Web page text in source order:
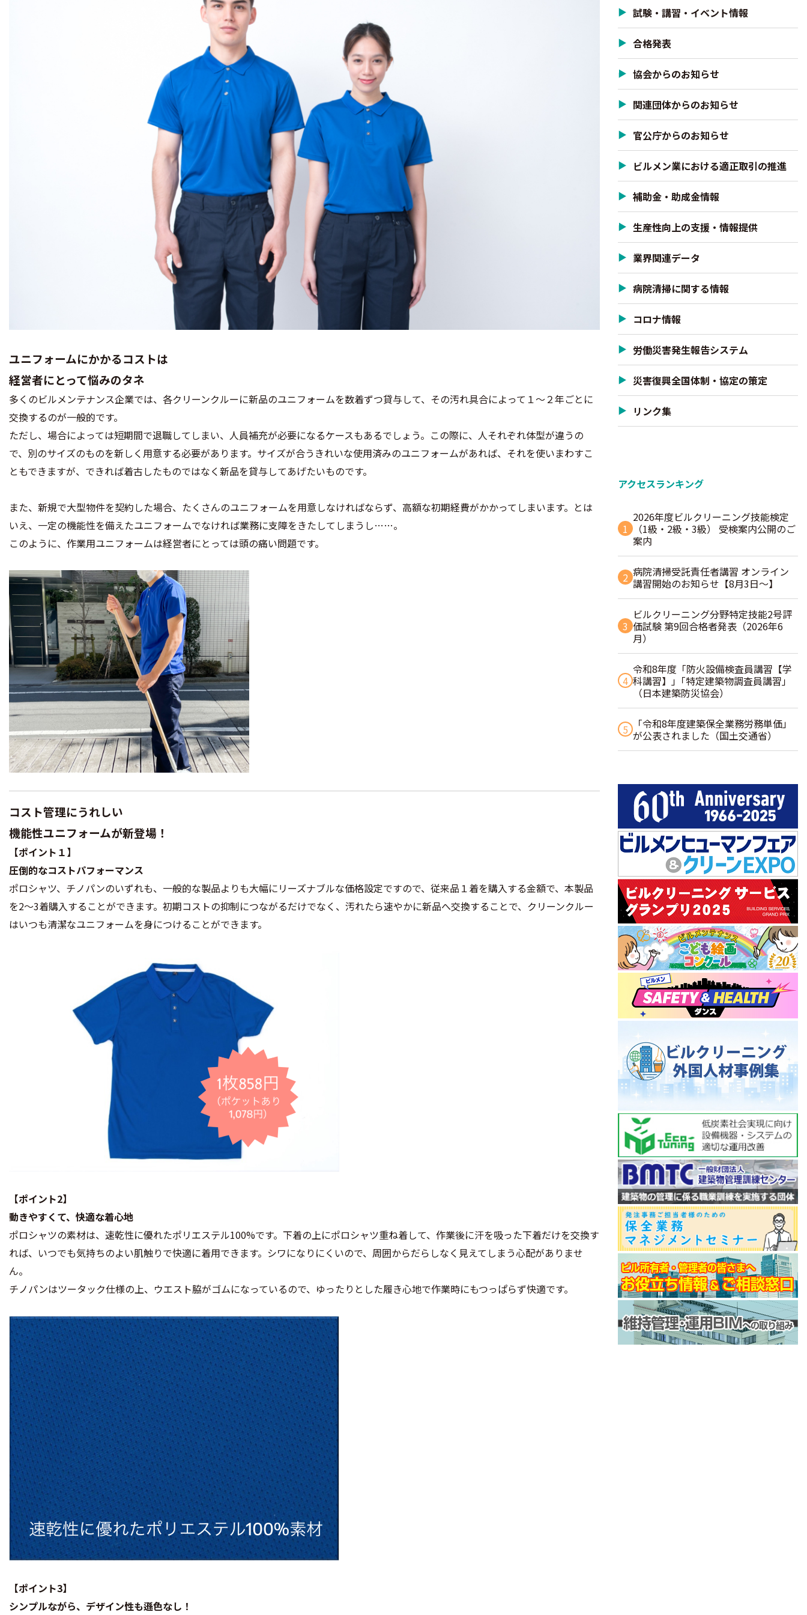
ユニフォームにかかるコストは
経営者にとって悩みのタネ
多くのビルメンテナンス企業では、各クリーンクルーに新品のユニフォームを数着ずつ貸与して、その汚れ具合によって１〜２年ごとに
交換するのが一般的です。
ただし、場合によっては短期間で退職してしまい、人員補充が必要になるケースもあるでしょう。この際に、人それぞれ体型が違うの
で、別のサイズのものを新しく用意する必要があります。サイズが合うきれいな使用済みのユニフォームがあれば、それを使いまわすこ
ともできますが、できれば着古したものではなく新品を貸与してあげたいものです。
また、新規で大型物件を契約した場合、たくさんのユニフォームを用意しなければならず、高額な初期経費がかかってしまいます。とは
いえ、一定の機能性を備えたユニフォームでなければ業務に支障をきたしてしまうし……。
このように、作業用ユニフォームは経営者にとっては頭の痛い問題です。
コスト管理にうれしい
機能性ユニフォームが新登場！
【ポイント１】
圧倒的なコストパフォーマンス
ポロシャツ、チノパンのいずれも、一般的な製品よりも大幅にリーズナブルな価格設定ですので、従来品１着を購入する金額で、本製品
を2〜3着購入することができます。初期コストの抑制につながるだけでなく、汚れたら速やかに新品へ交換することで、クリーンクルー
はいつも清潔なユニフォームを身につけることができます。
【ポイント2】
動きやすくて、快適な着心地
ポロシャツの素材は、速乾性に優れたポリエステル100%です。下着の上にポロシャツ重ね着して、作業後に汗を吸った下着だけを交換す
れば、いつでも気持ちのよい肌触りで快適に着用できます。シワになりにくいので、周囲からだらしなく見えてしまう心配がありませ
ん。
チノパンはツータック仕様の上、ウエスト脇がゴムになっているので、ゆったりとした履き心地で作業時にもつっぱらず快適です。
【ポイント3】
シンプルながら、デザイン性も遜色なし！
試験・講習・イベント情報
合格発表
協会からのお知らせ
関連団体からのお知らせ
官公庁からのお知らせ
ビルメン業における適正取引の推進
補助金・助成金情報
生産性向上の支援・情報提供
業界関連データ
病院清掃に関する情報
コロナ情報
労働災害発生報告システム
災害復興全国体制・協定の策定
リンク集
アクセスランキング
1
2026年度ビルクリーニング技能検定
（1級・2級・3級） 受検案内公開のご
案内
2 病院清掃受託責任者講習 オンライン
講習開始のお知らせ【8月3日～】
3
ビルクリーニング分野特定技能2号評
価試験 第9回合格者発表（2026年6
月）
4
令和8年度「防火設備検査員講習【学
科講習】」｢特定建築物調査員講習｣
（日本建築防災協会）
5
「令和8年度建築保全業務労務単価」
が公表されました（国土交通省）